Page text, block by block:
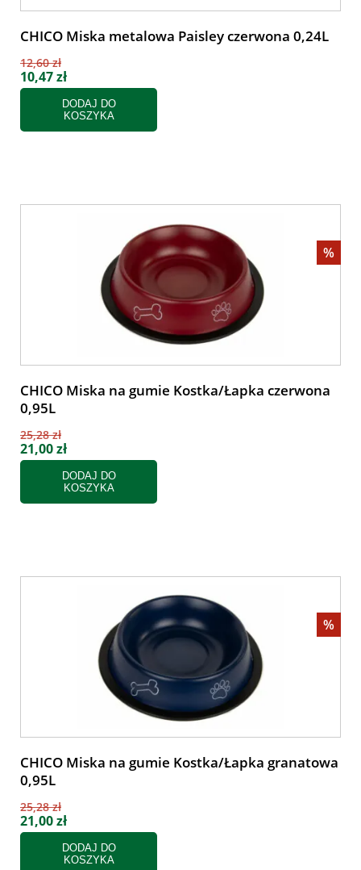
CHICO Miska metalowa Paisley czerwona 0,24L
12,60 zł
10,47 zł
DODAJ DO
KOSZYKA
%
CHICO Miska na gumie Kostka/Łapka czerwona
0,95L
25,28 zł
21,00 zł
DODAJ DO
KOSZYKA
%
CHICO Miska na gumie Kostka/Łapka granatowa
0,95L
25,28 zł
21,00 zł
DODAJ DO
KOSZYKA